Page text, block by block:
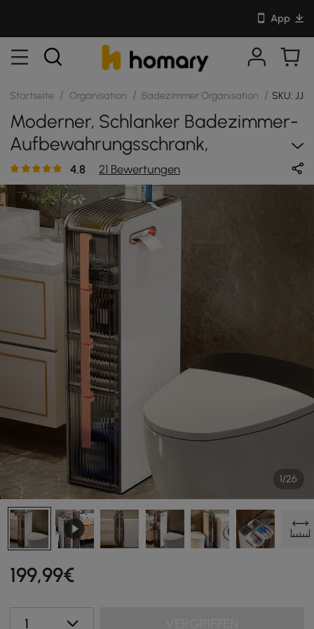
App
Startseite / Organisation / Badezimmer Organisation / SKU:
Moderner, Schlanker Badezimmer-
Aufbewahrungsschrank,
Freistehender
Toilettenpapierhalter In Weiß Und
Roségold
4.8 21 Bewertungen
1/26
199,99€
1